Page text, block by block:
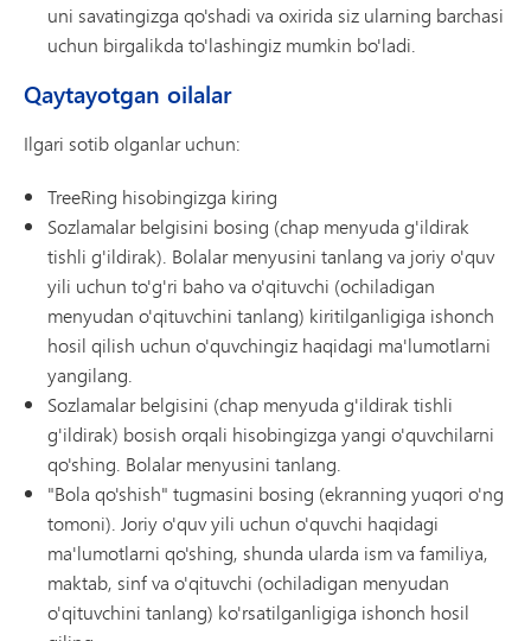
uni savatingizga qo'shadi va oxirida siz ularning barchasi
uchun birgalikda to'lashingiz mumkin bo'ladi.
Qaytayotgan oilalar
Ilgari sotib olganlar uchun:
TreeRing hisobingizga kiring
Sozlamalar belgisini bosing (chap menyuda g'ildirak
tishli g'ildirak). Bolalar menyusini tanlang va joriy o'quv
yili uchun to'g'ri baho va o'qituvchi (ochiladigan
menyudan o'qituvchini tanlang) kiritilganligiga ishonch
hosil qilish uchun o'quvchingiz haqidagi ma'lumotlarni
yangilang.
Sozlamalar belgisini (chap menyuda g'ildirak tishli
g'ildirak) bosish orqali hisobingizga yangi o'quvchilarni
qo'shing. Bolalar menyusini tanlang.
"Bola qo'shish" tugmasini bosing (ekranning yuqori o'ng
tomoni). Joriy o'quv yili uchun o'quvchi haqidagi
ma'lumotlarni qo'shing, shunda ularda ism va familiya,
maktab, sinf va o'qituvchi (ochiladigan menyudan
o'qituvchini tanlang) ko'rsatilganligiga ishonch hosil